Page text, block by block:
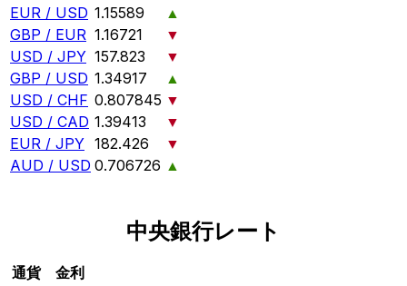
EUR / USD 1.15589
▲
GBP / EUR 1.16721
▼
USD / JPY 157.823
▼
GBP / USD 1.34917
▲
USD / CHF 0.807845 ▼
USD / CAD 1.39413
▼
EUR / JPY 182.426
▼
AUD / USD 0.706726 ▲
中央銀行レート
通貨
金利